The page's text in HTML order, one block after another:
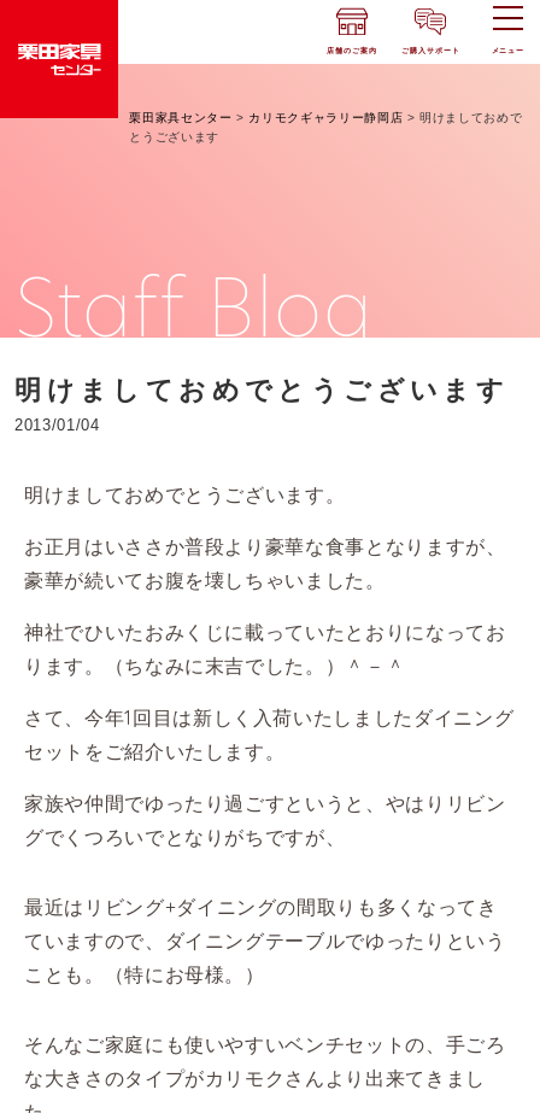
店舗のご案内 ご購入サポート メニュー
栗田家具センター > カリモクギャラリー静岡店 >明けましておめで
とうございます
Staff Blog
明けましておめでとうございます
2013/01/04
明けましておめでとうございます。
お正月はいささか普段より豪華な食事となりますが、
豪華が続いてお腹を壊しちゃいました。
神社でひいたおみくじに載っていたとおりになってお
ります。（ちなみに末吉でした。）＾－＾
さて、今年1回目は新しく入荷いたしましたダイニング
セットをご紹介いたします。
家族や仲間でゆったり過ごすというと、やはりリビン
グでくつろいでとなりがちですが、
最近はリビング+ダイニングの間取りも多くなってき
ていますので、ダイニングテーブルでゆったりという
ことも。（特にお母様。）
そんなご家庭にも使いやすいベンチセットの、手ごろ
な大きさのタイプがカリモクさんより出来てきまし